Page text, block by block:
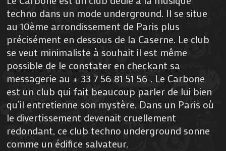
techno dans un mode underground. Il se situe
au 10ème arrondissement de Paris plus
précisément en dessous de la Caserne. Le club
se veut minimaliste à souhait il est même
possible de le constater en checkant sa
messagerie au + 33 7 56 81 51 56 . Le Carbone
est un club qui fait beaucoup parler de lui bien
qu’il entretienne son mystère. Dans un Paris où
le divertissement devenait cruellement
redondant, ce club techno underground sonne
comme un édifice salvateur.